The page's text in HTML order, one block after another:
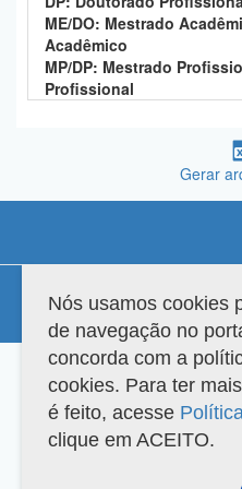
PlanaltoME/DO: Mestrado
Acadêmico
MP/DP: Mestrado
Profissional
Gerar
Versão do sistema: 3.88.9
Nós usamos cookies
de navegação no
concorda com a
cookies. Para ter
é feito, acesse
clique em ACEITO.